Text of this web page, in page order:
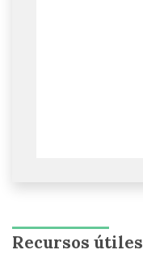
Recursos útiles